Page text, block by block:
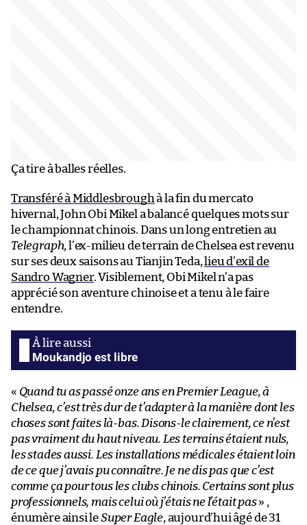
Ça tire à balles réelles.
Transféré à Middlesbroughà la fin du mercato
hivernal, John Obi Mikel a balancé quelques mots sur
le championnat chinois. Dans un long entretien au
Telegraph, l’ex-milieu de terrain de Chelsea est revenu
sur ses deux saisons au Tianjin Teda, lieu d’exil de
Sandro Wagner. Visiblement, Obi Mikel n’a pas
apprécié son aventure chinoise et a tenu à le faire
entendre.
Moukandjo est libre
« Quand tu as passé onze ans en Premier League, à
Chelsea, c’est très dur de t’adapter à la manière dont les
choses sont faites là-bas. Disons-le clairement, ce n’est
pas vraiment du haut niveau. Les terrains étaient nuls,
les stades aussi. Les installations médicales étaient loin
de ce que j’avais pu connaître. Je ne dis pas que c’est
comme ça pour tous les clubs chinois. Certains sont plus
professionnels, mais celui où j’étais ne l’était pas» ,
énumère ainsi leSuper Eagle, aujourd’hui âgé de 31